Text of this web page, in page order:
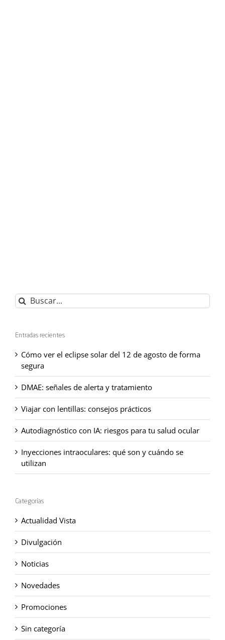
Buscar:
Entradas recientes
Cómo ver el eclipse solar del 12 de agosto de forma
segura
DMAE: señales de alerta y tratamiento
Viajar con lentillas: consejos prácticos
Autodiagnóstico con IA: riesgos para tu salud ocular
Inyecciones intraoculares: qué son y cuándo se
utilizan
Categorías
Actualidad Vista
Divulgación
Noticias
Novedades
Promociones
Sin categoría